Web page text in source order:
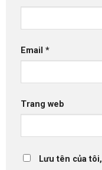
Email *
Trang web
Lưu tên của